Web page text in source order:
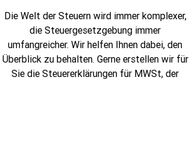
Die Welt der Steuern wird immer komplexer,
die Steuergesetzgebung immer
umfangreicher. Wir helfen Ihnen dabei, den
Überblick zu behalten. Gerne erstellen wir für
Sie die Steuererklärungen für MWSt, der